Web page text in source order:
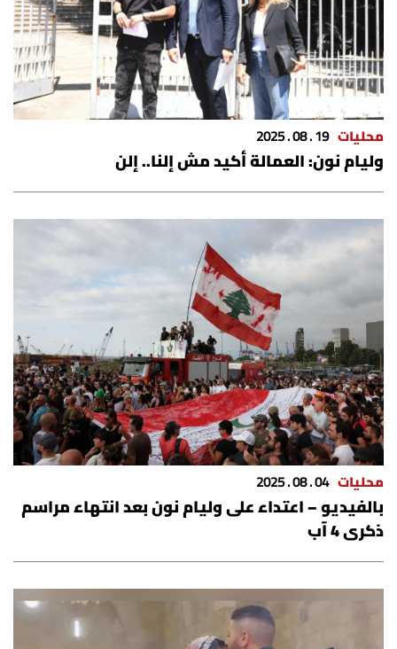
فصل من كتاب
اقرأ تضحك
كاميرا
سجالات
صحّة وصحن
الرياضة
منوّعات
حظّك اليوم
للتاريخ
فيديو
من نحن
للتواصل معنا
محليات 19 . 08 . 2025
وليام نون: العمالة أكيد مش إلنا.. إلن
محليات 04 . 08 . 2025
بالفيديو – اعتداء على وليام نون بعد انتهاء مراسم
ذكرى 4 آب